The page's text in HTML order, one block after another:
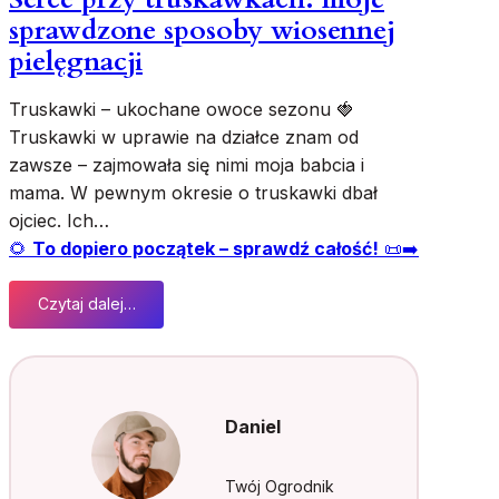
k
,
ż
a
t
a
k
u
e
j
e
g
r
a
sprawdzone sposoby wiosennej
pielęgnacji
Truskawki – ukochane owoce sezonu 🍓
Truskawki w uprawie na działce znam od
zawsze – zajmowała się nimi moja babcia i
mama. W pewnym okresie o truskawki dbał
ojciec. Ich…
🌻 To dopiero początek – sprawdź całość! 📜➡️
Czytaj dalej…
e
e
p
Daniel
Twój Ogrodnik